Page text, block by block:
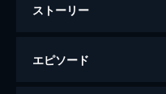
ストーリー
エピソード